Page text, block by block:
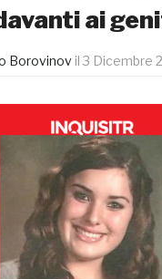
ai
Borovinov il 3 Dicembre